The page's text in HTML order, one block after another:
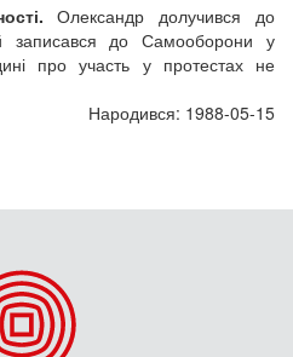
Олександр долучився до
записався до Самооборони у
про участь у протестах не
Народився: 1988-05-15